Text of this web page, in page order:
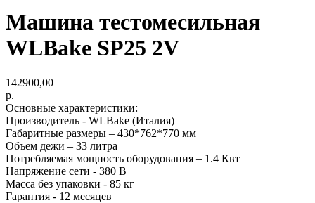
Машина тестомесильная
WLBake SP25 2V
142900,00
р.
Основные характеристики:
Производитель - WLBake (Италия)
Габаритные размеры – 430*762*770 мм
Объем дежи – 33 литра
Потребляемая мощность оборудования – 1.4 Квт
Напряжение сети - 380 В
Масса без упаковки - 85 кг
Гарантия - 12 месяцев